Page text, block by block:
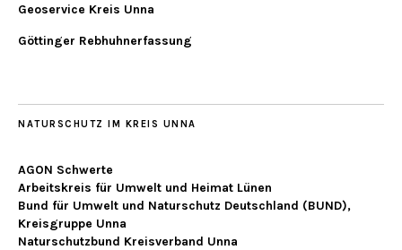
Geoservice Kreis Unna
Göttinger Rebhuhnerfassung
NATURSCHUTZ IM KREIS UNNA
AGON Schwerte
Arbeitskreis für Umwelt und Heimat Lünen
Bund für Umwelt und Naturschutz Deutschland (BUND),
Kreisgruppe Unna
Naturschutzbund Kreisverband Unna